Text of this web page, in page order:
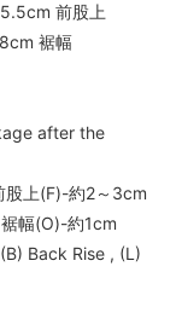
前股上
裾幅
after the
上(F)-約2～3cm
幅(O)-約1cm
Back Rise , (L)